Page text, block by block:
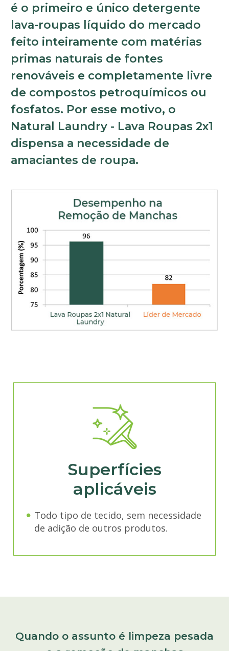
é o primeiro e único detergente
lava-roupas líquido do mercado
feito inteiramente com matérias
primas naturais de fontes
renováveis e completamente livre
de compostos petroquímicos ou
fosfatos. Por esse motivo, o
Natural Laundry - Lava Roupas 2x1
dispensa a necessidade de
amaciantes de roupa.
Superfícies
aplicáveis
Todo tipo de tecido, sem necessidade
de adição de outros produtos.
Quando o assunto é limpeza pesada